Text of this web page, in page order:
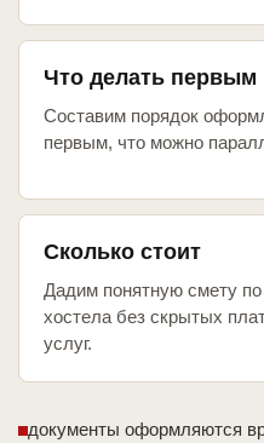
Что делать первым
Составим порядок
первым, что можно
Сколько стоит
Дадим понятную смету
хостела без скрытых
услуг.
документы оформляются